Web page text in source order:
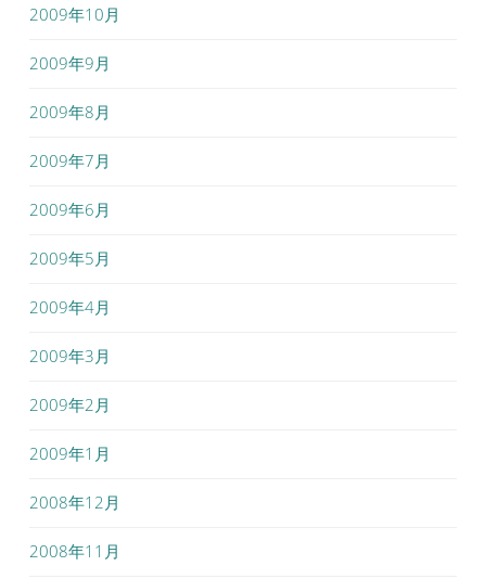
2009年10月
2009年9月
2009年8月
2009年7月
2009年6月
2009年5月
2009年4月
2009年3月
2009年2月
2009年1月
2008年12月
2008年11月